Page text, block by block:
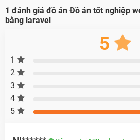
1 đánh giá đồ ánĐồ án tốt nghiệp
bằng laravel
5
1
2
3
4
5